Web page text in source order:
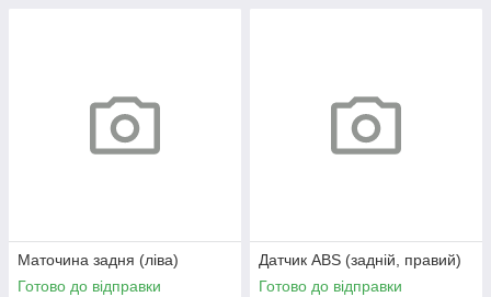
Маточина задня (ліва)
Готово до відправки
Датчик ABS (задній, правий)
Готово до відправки